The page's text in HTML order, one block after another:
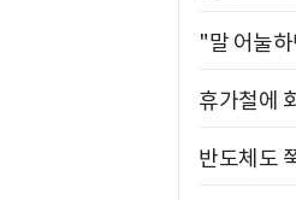
"말 어눌
휴가철에
반도체도